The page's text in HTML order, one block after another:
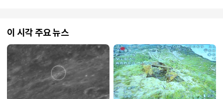
이 시각 주요 뉴스